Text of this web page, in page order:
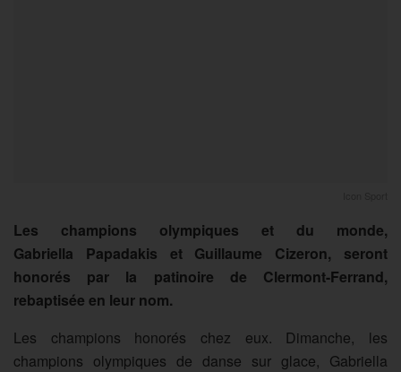
Les champions olympiques et du monde,
Gabriella Papadakis et Guillaume Cizeron, seront
honorés par la patinoire de Clermont-Ferrand,
rebaptisée en leur nom.
Les champions honorés chez eux. Dimanche, les
champions olympiques de danse sur glace, Gabriella